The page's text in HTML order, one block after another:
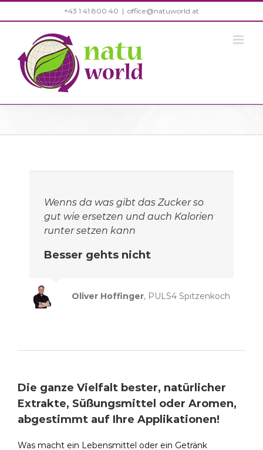
Zum
+43 1 41 800 40 | office@natuworld.at
Wenns da was gibt das Zucker so
gut wie ersetzen und auch Kalorien
runter setzen kann
Besser gehts nicht
Oliver Hoffinger, PULS4 Spitzenkoch
Die ganze Vielfalt bester, natürlicher
Extrakte, Süßungsmittel oder Aromen,
abgestimmt auf Ihre Applikationen!
Was macht ein Lebensmittel oder ein Getränk